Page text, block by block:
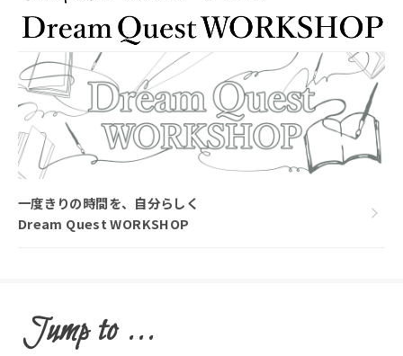
一度きりの時間を、自分らしく
Dream Quest WORKSHOP
Jump to ...